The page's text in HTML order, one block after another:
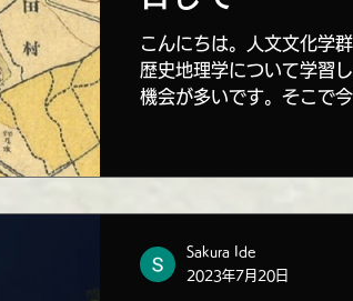
こんにちは。人文文化学
歴史地理学について学習
機会が多いです。そこで
され，真壁道の通過する...
Sakura Ide
2023年7月20日